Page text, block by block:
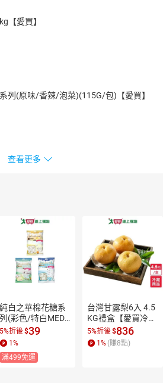
【愛買】
列(原味/香辣/泡菜)(115G/包)【愛買】
查看更多
純白之華棉花糖系
列(彩色/特白MEDI
UM/特大白LARGE)
(130G/包)【愛買】
5%折後$39
1 %
滿499免運
台灣甘露梨6入 4.5
KG禮盒【愛買冷
藏】
5%折後$836
1 % (賺8點)